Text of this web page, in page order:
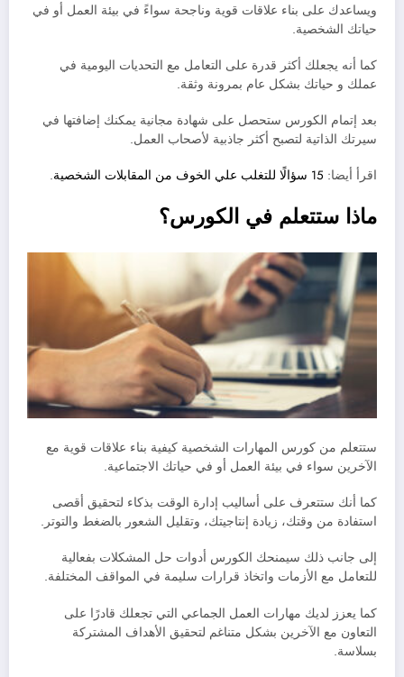
ويساعدك على بناء علاقات قوية وناجحة سواءً في بيئة العمل أو في
حياتك الشخصية.
كما أنه يجعلك أكثر قدرة على التعامل مع التحديات اليومية في
عملك و حياتك بشكل عام بمرونة وثقة.
بعد إتمام الكورس ستحصل على شهادة مجانية يمكنك إضافتها في
سيرتك الذاتية لتصبح أكثر جاذبية لأصحاب العمل.
اقرأ أيضا: 15 سؤالًا للتغلب علي الخوف من المقابلات الشخصية .
ماذا ستتعلم في الكورس؟
ستتعلم من كورس المهارات الشخصية كيفية بناء علاقات قوية مع
الآخرين سواء في بيئة العمل أو في حياتك الاجتماعية.
كما أنك ستتعرف على أساليب إدارة الوقت بذكاء لتحقيق أقصى
استفادة من وقتك، زيادة إنتاجيتك، وتقليل الشعور بالضغط والتوتر.
إلى جانب ذلك سيمنحك الكورس أدوات حل المشكلات بفعالية
للتعامل مع الأزمات واتخاذ قرارات سليمة في المواقف المختلفة.
كما يعزز لديك مهارات العمل الجماعي التي تجعلك قادرًا على
التعاون مع الآخرين بشكل متناغم لتحقيق الأهداف المشتركة
بسلاسة.